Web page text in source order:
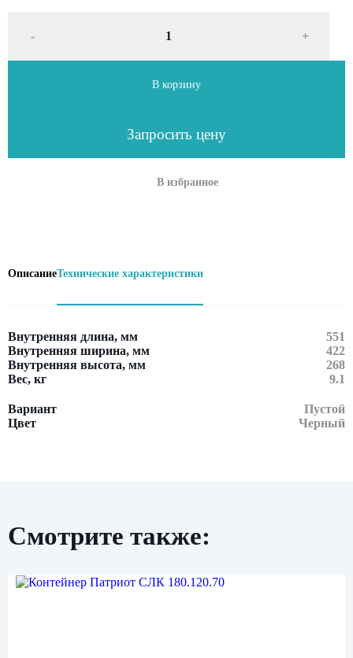
- +
В корзину
Запросить цену
В избранное
ОписаниеТехнические характеристики
Внутренняя длина, мм
551
Внутренняя ширина, мм
422
Внутренняя высота, мм
268
Вес, кг
9.1
Вариант
Пустой
Цвет
Черный
Смотрите также:
Нажимая кнопку «Отправить», вы даете свое